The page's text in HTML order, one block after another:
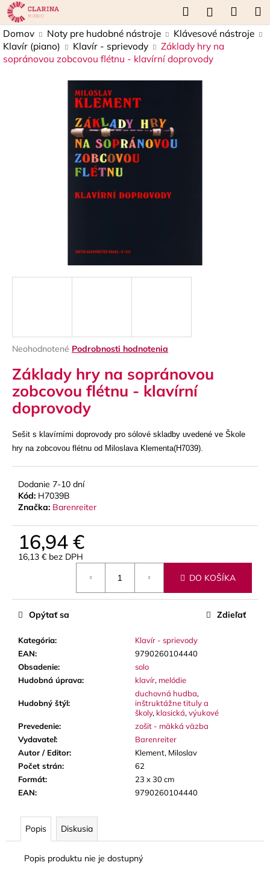
Prejsť
na
obsah
Hľadať
košík
Domov Noty pre hudobné nástroje
Klávesové nástroje
Klavír (piano)
Klavír - sprievody
Základy hry na
sopránovou zobcovou flétnu - klavírní doprovody
Priemerné
produktu
je
0,0
z
5
hviezdičiek.
Neohodnotené Podrobnosti hodnotenia
Základy hry na sopránovou
zobcovou flétnu - klavírní
doprovody
Sešit s klavírními doprovody pro sólové skladby uvedené ve Škole
hry na zobcovou flétnu od Miloslava Klementa(H7039).
Dodanie 7-10 dní
Kód: H7039B
Značka: Barenreiter
16,94 €
16,13 € bez DPH
DO KOŠÍKA
Kategória:
Klavír - sprievody
EAN:
9790260104440
Obsadenie:
solo
Hudobná úprava: klavír, melódie
Hudobný štýl:
duchovná hudba,
inštruktážne tituly a
školy, klasická, výukové
Prevedenie:
zošit - mäkká väzba
Vydavateľ:
Barenreiter
Autor / Editor:
Klement, Miloslav
Počet strán:
62
Formát:
23 x 30 cm
EAN: 9790260104440
Opýtať sa Zdieľať
Popis Diskusia
Popis produktu nie je dostupný
K
o
š
Späť
Späť
Č
ť
?
HĽADAŤ
O
d
p
o
ú
a
BLUE
VALVE
OIL
OLEJ
NA
9,30